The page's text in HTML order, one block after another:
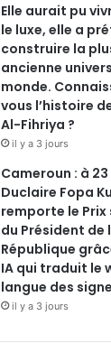
Elle aurait pu
le luxe, elle a
construire la
ancienne
monde.
vous l’histoire
Al-Fihriya ?
il y a 3 jours
Cameroun : à 23
Duclaire Fopa
remporte le Prix
du Président de
République
IA qui traduit le
langue des
il y a 3 jours